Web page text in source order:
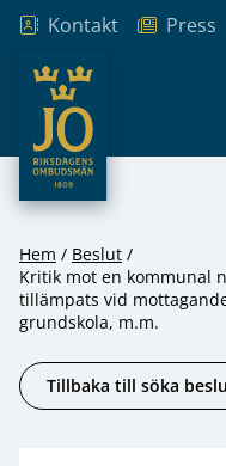
Hoppa till innehåll
Kontakt Press
JO – Riksdagens
Hem
Beslut
Kritik mot en kommunal
tillämpats vid
grundskola, m.m.
Tillbaka till söka